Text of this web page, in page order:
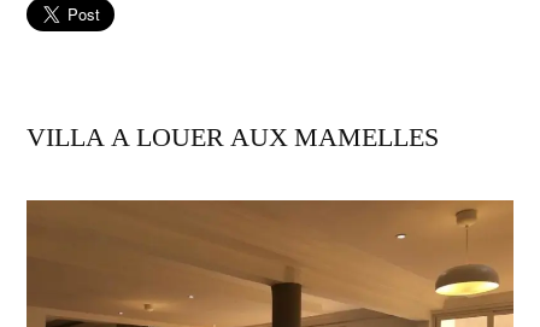
VILLA A LOUER AUX MAMELLES